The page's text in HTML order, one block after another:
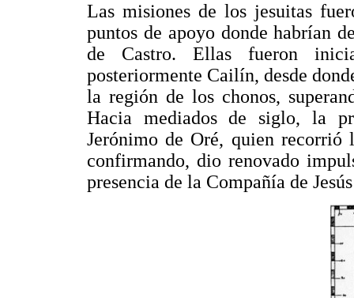
Las misiones de los jesuitas
puntos de apoyo donde habrían
de Castro. Ellas fueron
posteriormente Cailín, desde
la región de los chonos,
Hacia mediados de siglo, la
Jerónimo de Oré, quien recorrió
confirmando, dio renovado
presencia de la Compañía de